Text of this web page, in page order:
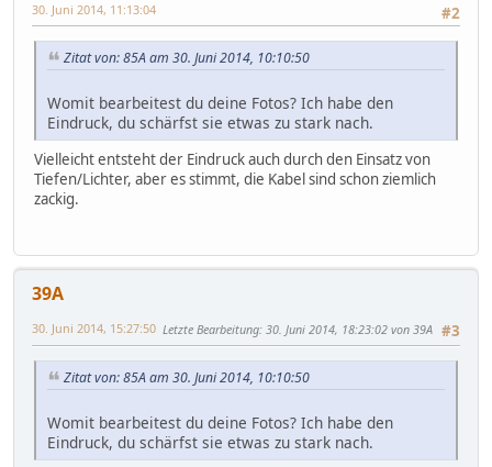
#2
30. Juni 2014, 11:13:04
Zitat von: 85A am 30. Juni 2014, 10:10:50
Womit bearbeitest du deine Fotos? Ich habe den
Eindruck, du schärfst sie etwas zu stark nach.
Vielleicht entsteht der Eindruck auch durch den Einsatz von
Tiefen/Lichter, aber es stimmt, die Kabel sind schon ziemlich
zackig.
39A
#3
30. Juni 2014, 15:27:50 Letzte Bearbeitung: 30. Juni 2014, 18:23:02 von 39A
Zitat von: 85A am 30. Juni 2014, 10:10:50
Womit bearbeitest du deine Fotos? Ich habe den
Eindruck, du schärfst sie etwas zu stark nach.